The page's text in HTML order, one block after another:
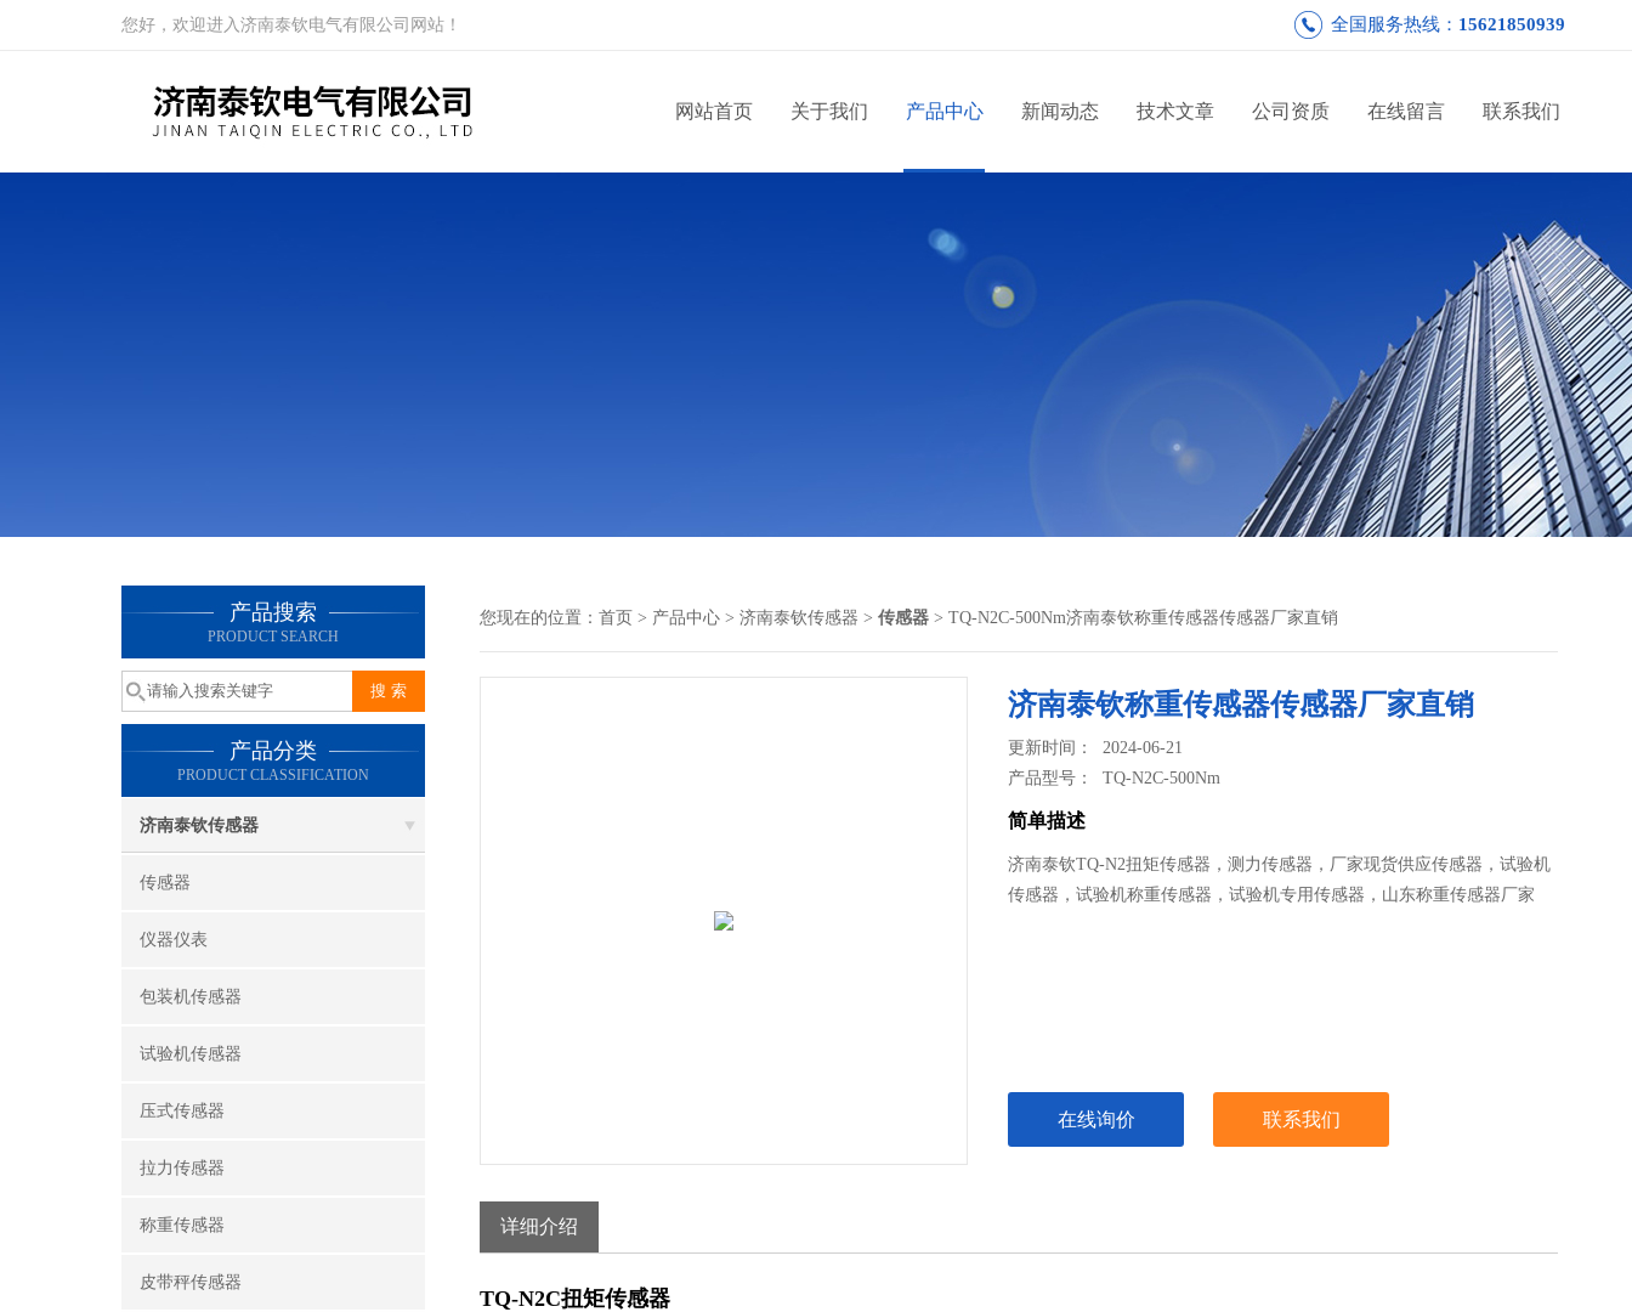
您好，欢迎进入济南泰钦电气有限公司网站！ 全国服务热线： 15621850939
网站首页 关于我们 产品中心 新闻动态 技术文章 公司资质 在线留言 联系我们
产品搜索
PRODUCT SEARCH
产品分类
PRODUCT CLASSIFICATION
济南泰钦传感器
传感器
仪器仪表
包装机传感器
试验机传感器
压式传感器
拉力传感器
称重传感器
皮带秤传感器
您现在的位置： 首页 > 产品中心 > 济南泰钦传感器 > 传感器 > TQ-N2C-500Nm济南泰钦称重传感器传感器厂家直销
济南泰钦称重传感器传感器厂家直销
更新时间： 2024-06-21
产品型号：TQ-N2C-500Nm
简单描述
济南泰钦TQ-N2扭矩传感器，测力传感器，厂家现货供应传感器，试验机
传感器，试验机称重传感器，试验机专用传感器，山东称重传感器厂家
在线询价 联系我们
详细介绍
TQ-N2C扭矩传感器